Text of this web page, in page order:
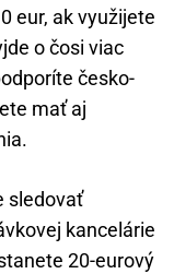
eur, ak využijete
o čosi viac
česko-
mať aj
sledovať
kancelárie
20-eurový